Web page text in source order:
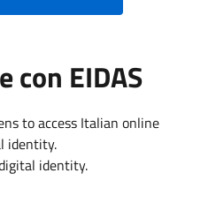
con EIDAS
to access Italian online
identity.
identity.